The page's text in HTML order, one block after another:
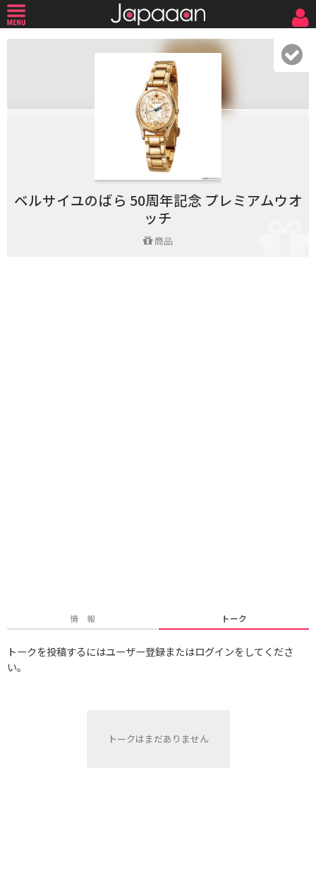
ベルサイユのばら 50周年記念 プレミアムウオ
ッチ
商品
情 報 トーク
トークを投稿するにはユーザー登録またはログインをしてくださ
い。
トークはまだありません